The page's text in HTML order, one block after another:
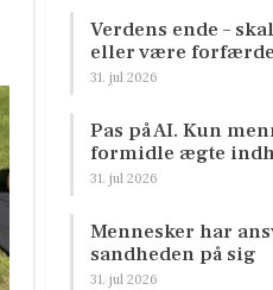
Verdens ende –
eller være
31. jul 2026
Pas på AI. Kun
formidle ægte
31. jul 2026
Mennesker har
sandheden på sig
31. jul 2026